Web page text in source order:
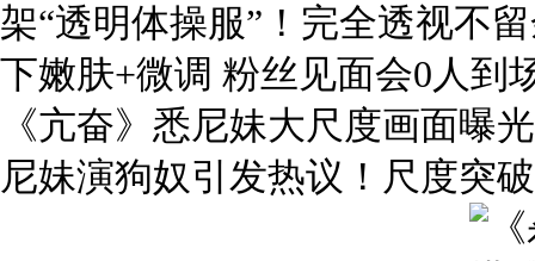
架“透明体操服”！完全透视不
下嫩肤+微调 粉丝见面会0人到
《亢奋》悉尼妹大尺度画面曝
尼妹演狗奴引发热议！尺度突